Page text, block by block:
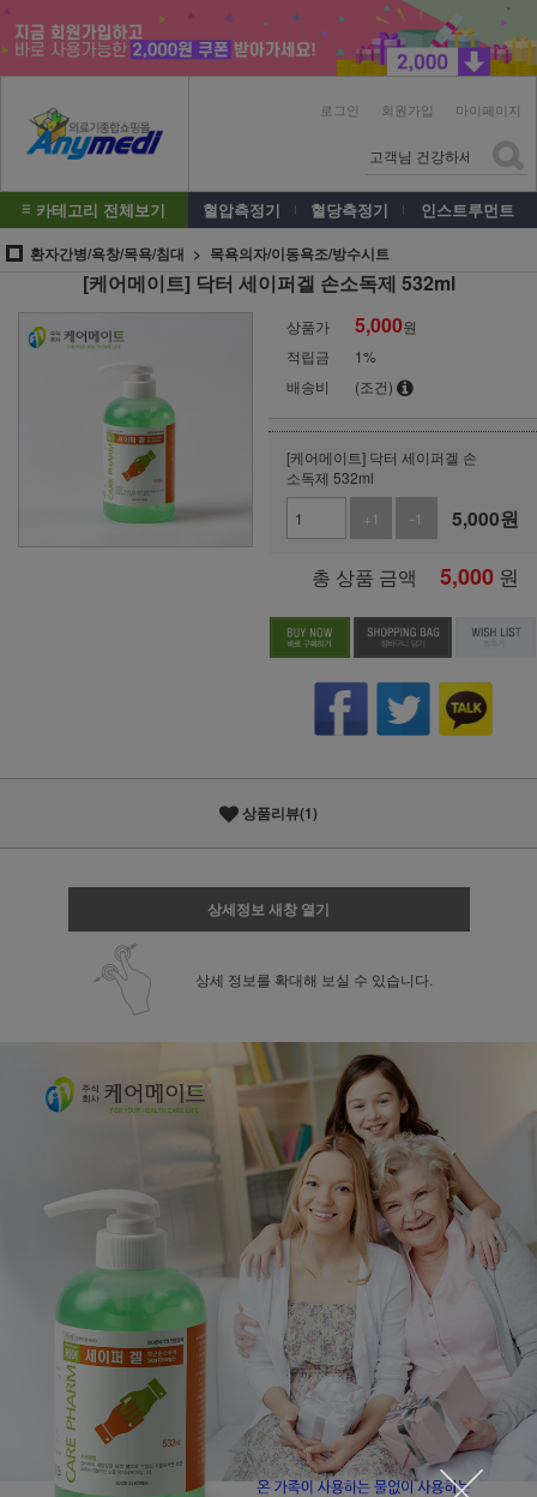
로그인 회원가입 마이페이지
카테고리 전체보기 혈압측정기 혈당측정기 인스트루먼트
환자간병/욕창/목욕/침대 목욕의자/이동욕조/방수시트
[케어메이트] 닥터 세이퍼겔 손소독제 532ml
상품가 5,000원
적립금
1%
배송비
(조건)
[케어메이트] 닥터 세이퍼겔 손
소독제 532ml
+1
-1 5,000원
총 상품 금액 5,000 원
상품리뷰(1)
상세정보 새창 열기
상세 정보를 확대해 보실 수 있습니다.